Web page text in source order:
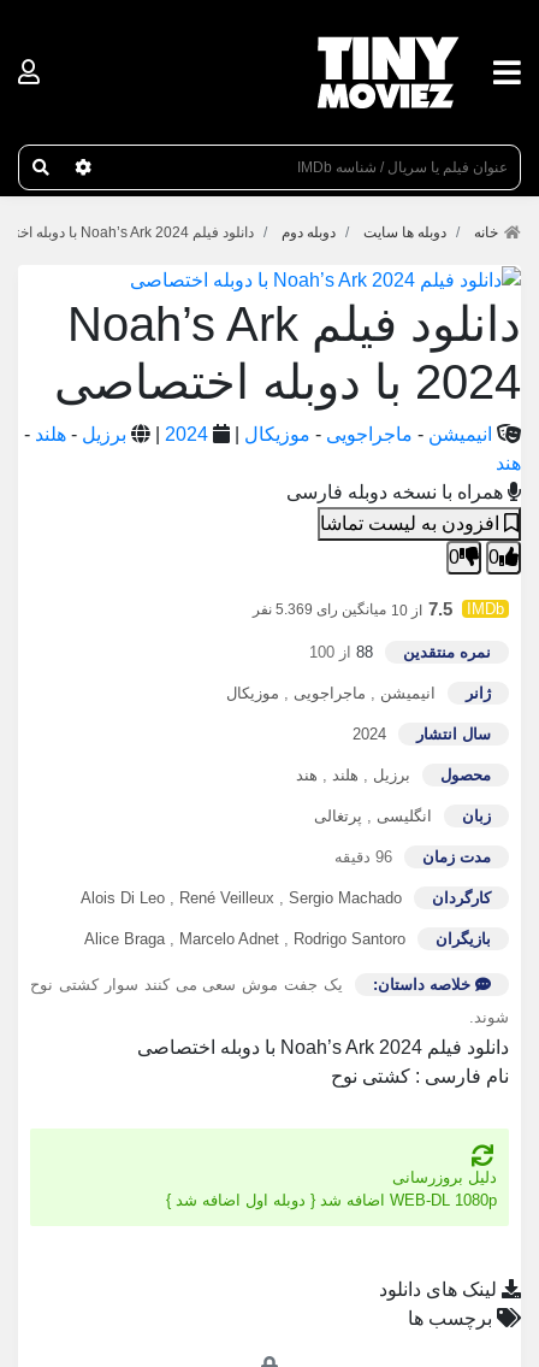
عنوان
خانه دوبله ها سایت دوبله دوم دانلود فیلم Noah’s Ark 2024 با دوبله اختصاصی
دانلود فیلم Noah’s Ark
2024 با دوبله اختصاصی
انیمیشن - ماجراجویی - موزیکال 2024 برزیل - هلند -
هند
همراه با نسخه دوبله فارسی
افزودن به لیست تماشا
0
0
7.5 از 10 میانگین رای 5.369 نفر
نمره منتقدین 88 از 100
ژانر انیمیشن ماجراجویی موزیکال
سال انتشار 2024
محصول برزیل هلند هند
زبان انگلیسی پرتغالی
مدت زمان 96 دقیقه
کارگردان Alois Di Leo René Veilleux Sergio Machado
بازیگران Alice Braga Marcelo Adnet Rodrigo Santoro
خلاصه داستان:
یک جفت موش سعی می کنند سوار کشتی نوح
شوند.
دانلود فیلم Noah’s Ark 2024 با دوبله اختصاصی
نام فارسی : کشتی نوح
دلیل بروزرسانی
WEB-DL 1080p اضافه شد { دوبله اول اضافه شد }
لینک های دانلود
برچسب ها